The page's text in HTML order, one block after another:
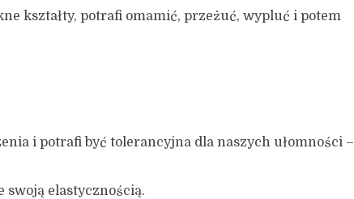
kształty, potrafi omamić, przeżuć, wypluć i potem
i potrafi być tolerancyjna dla naszych ułomności –
swoją elastycznością.